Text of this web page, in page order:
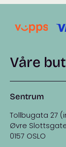
Våre
Sentrum
Tollbugata 27
Øvre
0157 OSLO